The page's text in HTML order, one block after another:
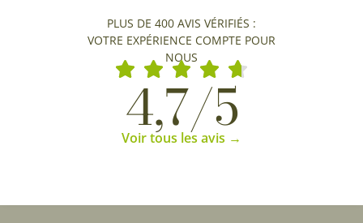
PLUS DE 400 AVIS VÉRIFIÉS :
VOTRE EXPÉRIENCE COMPTE POUR
NOUS
4,7/5
Voir tous les avis →